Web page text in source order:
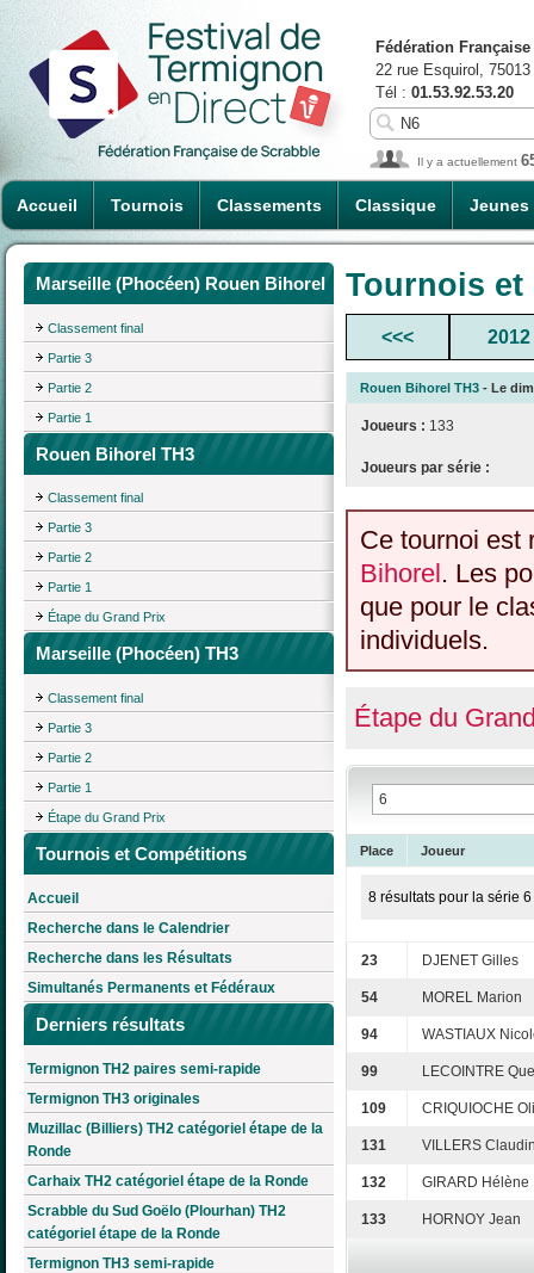
Accueil Tournois Classements Classique Jeunes
Fédération
22 rue Esquirol,
Tél : 01.53.92.53.20
Il y a actuellement
Marseille (Phocéen) Rouen Bihorel
Classement final
Partie 3
Partie 2
Partie 1
Rouen Bihorel TH3
Classement final
Partie 3
Partie 2
Partie 1
Étape du Grand Prix
Marseille (Phocéen) TH3
Classement final
Partie 3
Partie 2
Partie 1
Étape du Grand Prix
Tournois et Compétitions
Accueil
Recherche dans le Calendrier
Recherche dans les Résultats
Simultanés Permanents et Fédéraux
Derniers résultats
Termignon TH2 paires semi-rapide
Termignon TH3 originales
Muzillac (Billiers) TH2 catégoriel étape de la
Ronde
Carhaix TH2 catégoriel étape de la Ronde
Scrabble du Sud Goëlo (Plourhan) TH2
catégoriel étape de la Ronde
Termignon TH3 semi-rapide
Tournois
<<< 2012
Rouen Bihorel TH3 - Le
Joueurs : 133
Joueurs par série :
Ce tournoi est
Bihorel . Les
que pour le
individuels.
Étape du
Place Joueur
8 résultats pour la série 6
23 DJENET Gilles
54 MOREL Marion
94 WASTIAUX
99 LECOINTRE
109 CRIQUIOCHE
131 VILLERS
132 GIRARD Hélène
133 HORNOY Jean